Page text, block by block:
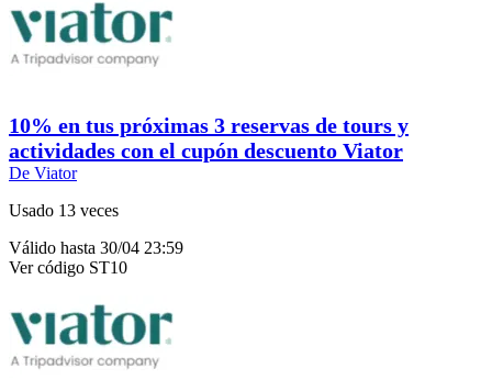
10% en tus próximas 3 reservas de tours y
actividades con el cupón descuento Viator
De Viator
Usado 13 veces
Válido hasta 30/04 23:59
Ver código ST10